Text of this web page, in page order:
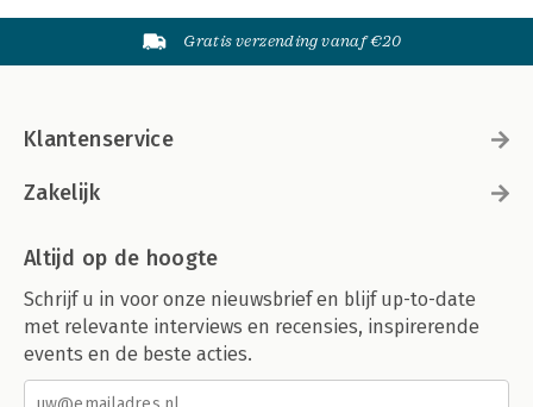
Gratis verzending vanaf €20
Klantenservice
Zakelijk
Altijd op de hoogte
Schrijf u in voor onze nieuwsbrief en blijf up-to-date
met relevante interviews en recensies, inspirerende
events en de beste acties.